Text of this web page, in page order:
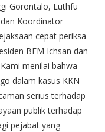
Gorontalo, Luthfu
dan Koordinator
cepat periksa
BEM Ichsan dan
menilai bahwa
dalam kasus KKN
serius terhadap
publik terhadap
pejabat yang